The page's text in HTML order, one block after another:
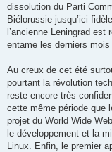
dissolution du Parti
Biélorussie jusqu’ici
l’ancienne Leningrad
entame les derniers
Au creux de cet été
pourtant la révolution
reste encore très
cette même période que
projet du World Wide
le développement et la
Linux. Enfin, le premier